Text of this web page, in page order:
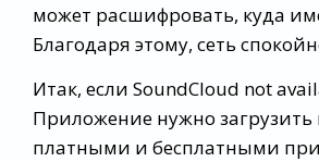
может расшифровать, куда
Благодаря этому, сеть
Итак, если SoundCloud not
Приложение нужно
платными и бесплатными